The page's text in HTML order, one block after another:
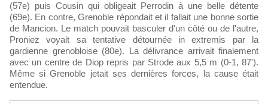
(57e) puis Cousin qui obligeait Perrodin à une belle détente
(69e). En contre, Grenoble répondait et il fallait une bonne sortie
de Mancion. Le match pouvait basculer d'un côté ou de l'autre,
Proniez voyait sa tentative détournée in extremis par la
gardienne grenobloise (80e). La délivrance arrivait finalement
avec un centre de Diop repris par Strode aux 5,5 m (0-1, 87').
Même si Grenoble jetait ses dernières forces, la cause était
entendue.